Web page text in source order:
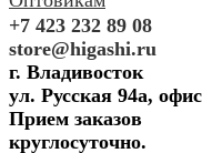
+7 423 232 89 08
store@higashi.ru
г. Владивосток
ул. Русская 94а,
Прием заказов
круглосуточно.